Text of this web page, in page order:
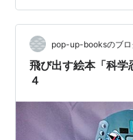
みちびいて こうげきす
さあ と…
pop-up-booksのブロ
飛び出す絵本「科
４